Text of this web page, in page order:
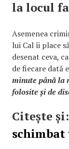
la locul
Asemenea
lui Cal îi place
desenat ceva,
de fiecare dată
minute până la
folosite și de
Citește și: